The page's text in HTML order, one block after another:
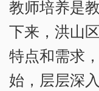
教师培养是
下来，洪山
特点和需求
始，层层深